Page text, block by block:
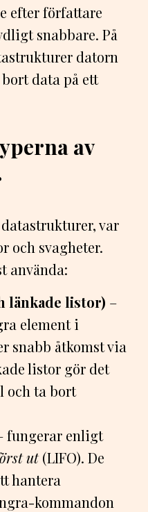
efter författare
snabbare. På
datorn
data på ett
av
var
och svagheter.
använda:
länkade listor) –
element i
snabb åtkomst via
listor gör det
och ta bort
fungerar enligt
ut(LIFO). De
hantera
kommandon